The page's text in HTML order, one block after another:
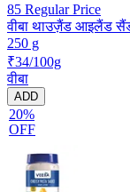
85 Regular Price
वीबा थाउज़ैंड आइलैंड
250 g
₹34/100g
वीबा
ADD
20%
OFF